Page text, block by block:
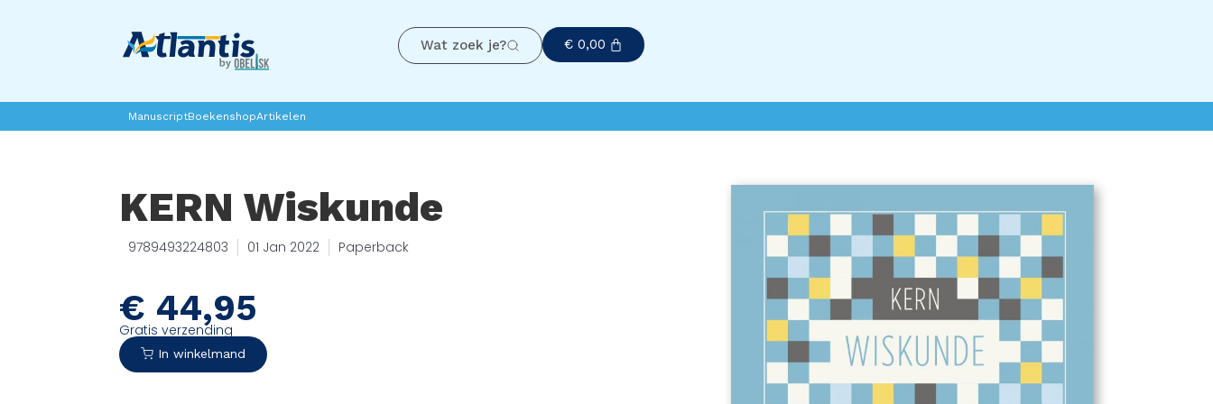
Wat zoek je? €0,00
ManuscriptBoekenshopArtikelen
KERN Wiskunde
9789493224803 01 Jan 2022 Paperback
€ 44,95
Gratis verzending
In winkelmand